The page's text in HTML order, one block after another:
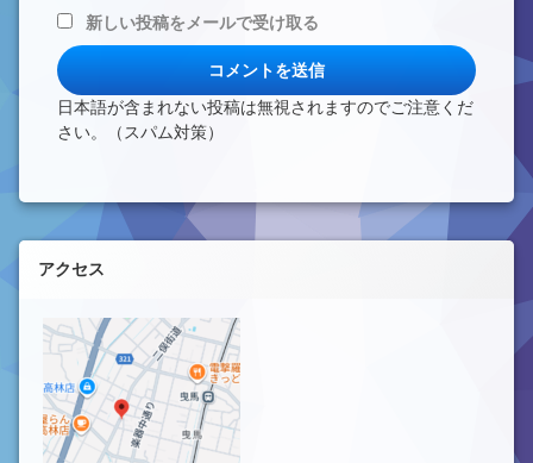
新しい投稿をメールで受け取る
日本語が含まれない投稿は無視されますのでご注意くだ
さい。（スパム対策）
左サイドバー
アクセス